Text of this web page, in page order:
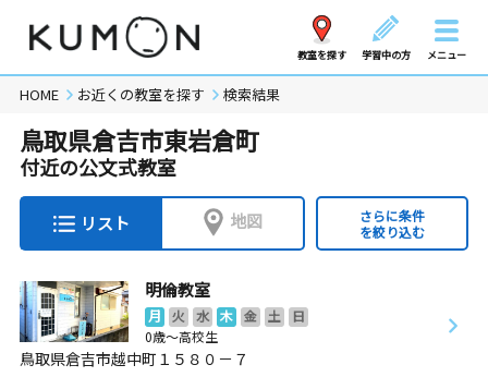
教室を探す 学習中の方 メニュー
HOME お近くの教室を探す 検索結果
鳥取県倉吉市東岩倉町
付近の公文式教室
リスト 地図
さらに条件
を絞り込む
明倫教室
月 火 水 木 金 土
日
0歳～高校生
鳥取県倉吉市越中町１５８０－７